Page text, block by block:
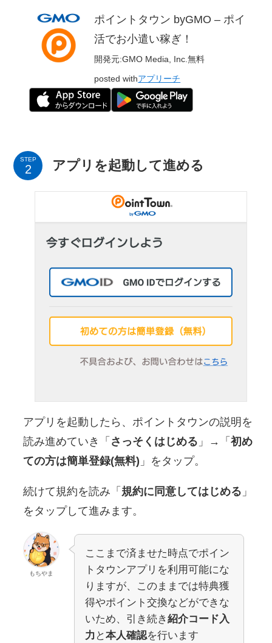
ポイントタウン byGMO – ポイ
活でお小遣い稼ぎ！
開発元:GMO Media, Inc.無料
posted withアプリーチ
STEP アプリを起動して進める
アプリを起動したら、ポイントタウンの説明を
読み進めていき「 さっそくはじめる 」→「初め
ての方は簡単登録(無料) 」をタップ。
続けて規約を読み「 規約に同意してはじめる 」
をタップして進みます。
もちやま
ここまで済ませた時点でポイン
トタウンアプリを利用可能にな
りますが、このままでは特典獲
得やポイント交換などができな
いため、引き続き紹介コード入
力 と本人確認を行います